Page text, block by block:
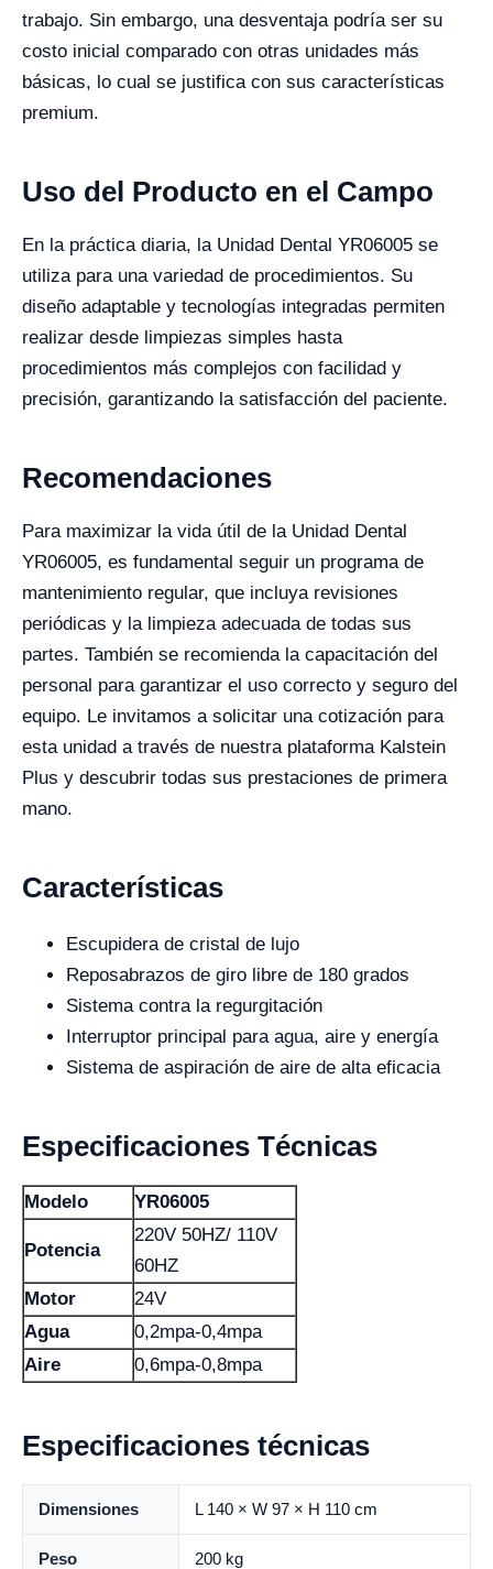
trabajo. Sin embargo, una desventaja podría ser su
costo inicial comparado con otras unidades más
básicas, lo cual se justifica con sus características
premium.
Uso del Producto en el Campo
En la práctica diaria, la Unidad Dental YR06005 se
utiliza para una variedad de procedimientos. Su
diseño adaptable y tecnologías integradas permiten
realizar desde limpiezas simples hasta
procedimientos más complejos con facilidad y
precisión, garantizando la satisfacción del paciente.
Recomendaciones
Para maximizar la vida útil de la Unidad Dental
YR06005, es fundamental seguir un programa de
mantenimiento regular, que incluya revisiones
periódicas y la limpieza adecuada de todas sus
partes. También se recomienda la capacitación del
personal para garantizar el uso correcto y seguro del
equipo. Le invitamos a solicitar una cotización para
esta unidad a través de nuestra plataforma Kalstein
Plus y descubrir todas sus prestaciones de primera
mano.
Características
Escupidera de cristal de lujo
Reposabrazos de giro libre de 180 grados
Sistema contra la regurgitación
Interruptor principal para agua, aire y energía
Sistema de aspiración de aire de alta eficacia
Especificaciones Técnicas
Modelo YR06005
Potencia
220V 50HZ/ 110V
60HZ
Motor
24V
Agua
0,2mpa-0,4mpa
Aire
0,6mpa-0,8mpa
Especificaciones técnicas
Dimensiones L 140 × W 97 × H 110 cm
Peso 200 kg